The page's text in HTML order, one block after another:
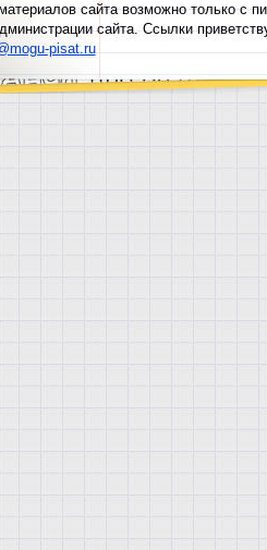
сайта возможно только с
сайта. Ссылки
pisat.ru